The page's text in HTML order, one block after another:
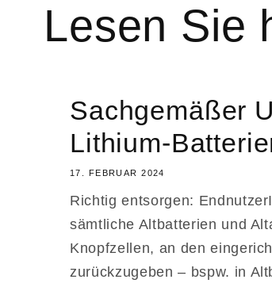
Lesen Sie
Sachgemäßer
Lithium-
17. FEBRUAR 2024
Richtig entsorgen:
sämtliche Altbatterien und
Knopfzellen, an den
zurückzugeben – bspw. in